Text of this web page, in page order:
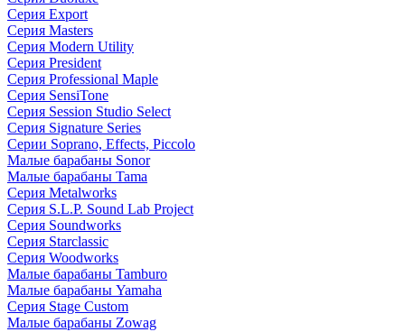
Серия Export
Серия Masters
Серия Modern Utility
Серия President
Серия Professional Maple
Серия SensiTone
Серия Session Studio Select
Серия Signature Series
Серии Soprano, Effects, Piccolo
Малые барабаны Sonor
Малые барабаны Tama
Серия Metalworks
Серия S.L.P. Sound Lab Project
Серия Soundworks
Серия Starclassic
Серия Woodworks
Малые барабаны Tamburo
Малые барабаны Yamaha
Серия Stage Custom
Малые барабаны Zowag